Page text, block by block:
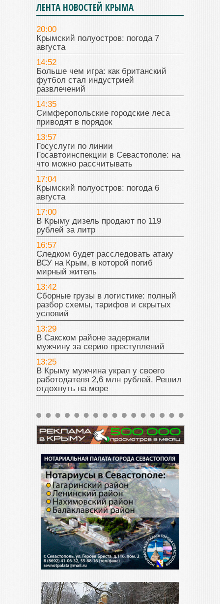
ЛЕНТА НОВОСТЕЙ КРЫМА
20:00
Крымский полуостров: погода 7
августа
14:52
Больше чем игра: как британский
футбол стал индустрией
развлечений
14:35
Симферопольские городские леса
приводят в порядок
13:57
Госуслуги по линии
Госавтоинспекции в Севастополе: на
что можно рассчитывать
17:04
Крымский полуостров: погода 6
августа
17:00
В Крыму дизель продают по 119
рублей за литр
16:57
Следком будет расследовать атаку
ВСУ на Крым, в которой погиб
мирный житель
13:42
Сборные грузы в логистике: полный
разбор схемы, тарифов и скрытых
условий
13:29
В Сакском районе задержали
мужчину за серию преступлений
13:25
В Крыму мужчина украл у своего
работодателя 2,6 млн рублей. Решил
отдохнуть на море